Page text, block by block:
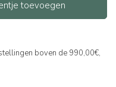
toevoegen
boven de 990,00€,